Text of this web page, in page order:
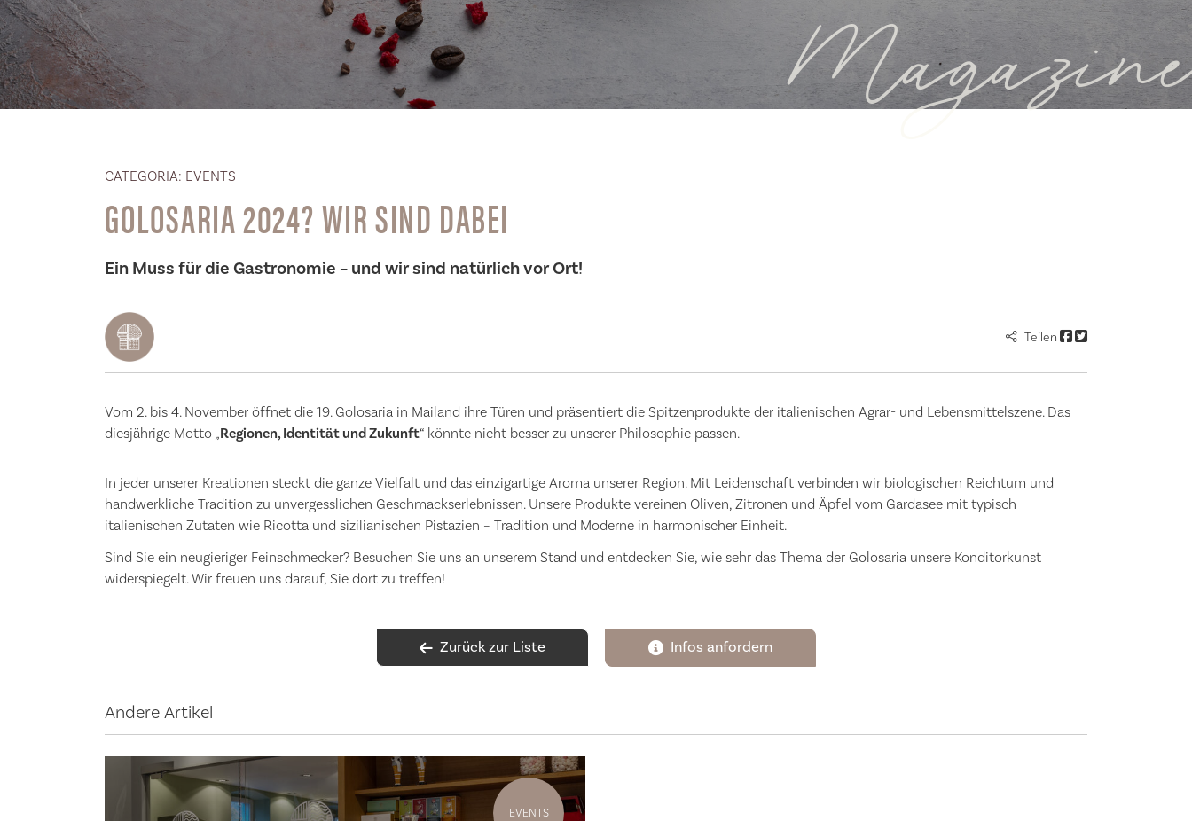
Magazine
CATEGORIA: EVENTS
GOLOSARIA 2024? WIR SIND DABEI
Ein Muss für die Gastronomie – und wir sind natürlich vor Ort!
Teilen
Vom 2. bis 4. November öffnet die 19. Golosaria in Mailand ihre Türen und präsentiert die Spitzenprodukte der italienischen Agrar- und Lebensmittelszene. Das
diesjährige Motto „Regionen, Identität und Zukunft“ könnte nicht besser zu unserer Philosophie passen.
In jeder unserer Kreationen steckt die ganze Vielfalt und das einzigartige Aroma unserer Region. Mit Leidenschaft verbinden wir biologischen Reichtum und
handwerkliche Tradition zu unvergesslichen Geschmackserlebnissen. Unsere Produkte vereinen Oliven, Zitronen und Äpfel vom Gardasee mit typisch
italienischen Zutaten wie Ricotta und sizilianischen Pistazien – Tradition und Moderne in harmonischer Einheit.
Sind Sie ein neugieriger Feinschmecker? Besuchen Sie uns an unserem Stand und entdecken Sie, wie sehr das Thema der Golosaria unsere Konditorkunst
widerspiegelt. Wir freuen uns darauf, Sie dort zu treffen!
Zurück zur Liste Infos anfordern
Andere Artikel
EVENTS